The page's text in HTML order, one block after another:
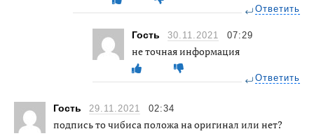
Ответить
Гость 30.11.2021 07:29
не точная информация
Ответить
Гость 29.11.2021 02:34
подпись то чибиса положа на оригинал или нет?